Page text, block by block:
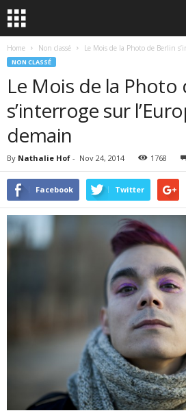
Home Non classé Le Mois de la Photo de Berlin
NON CLASSÉ
Le Mois de la Photo
s’interroge sur
demain
By Nathalie Hof - Nov 24, 2014 1768
Facebook Twitter